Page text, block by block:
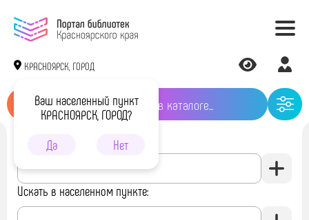
КРАСНОЯРСК, ГОРОД
Ваш населенный пункт
КРАСНОЯРСК, ГОРОД?
Да
Нет
Искать в библиотеке:
Искать в населенном пункте: